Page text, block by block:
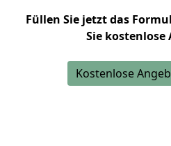
Füllen Sie jetzt das
Sie kostenlose
Kostenlose